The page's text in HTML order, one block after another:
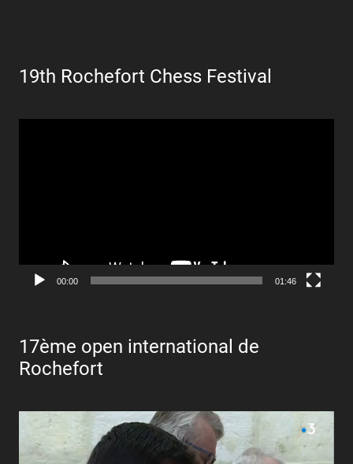
19th Rochefort Chess Festival
00:00 01:46
17ème open international de
Rochefort
Lecteur